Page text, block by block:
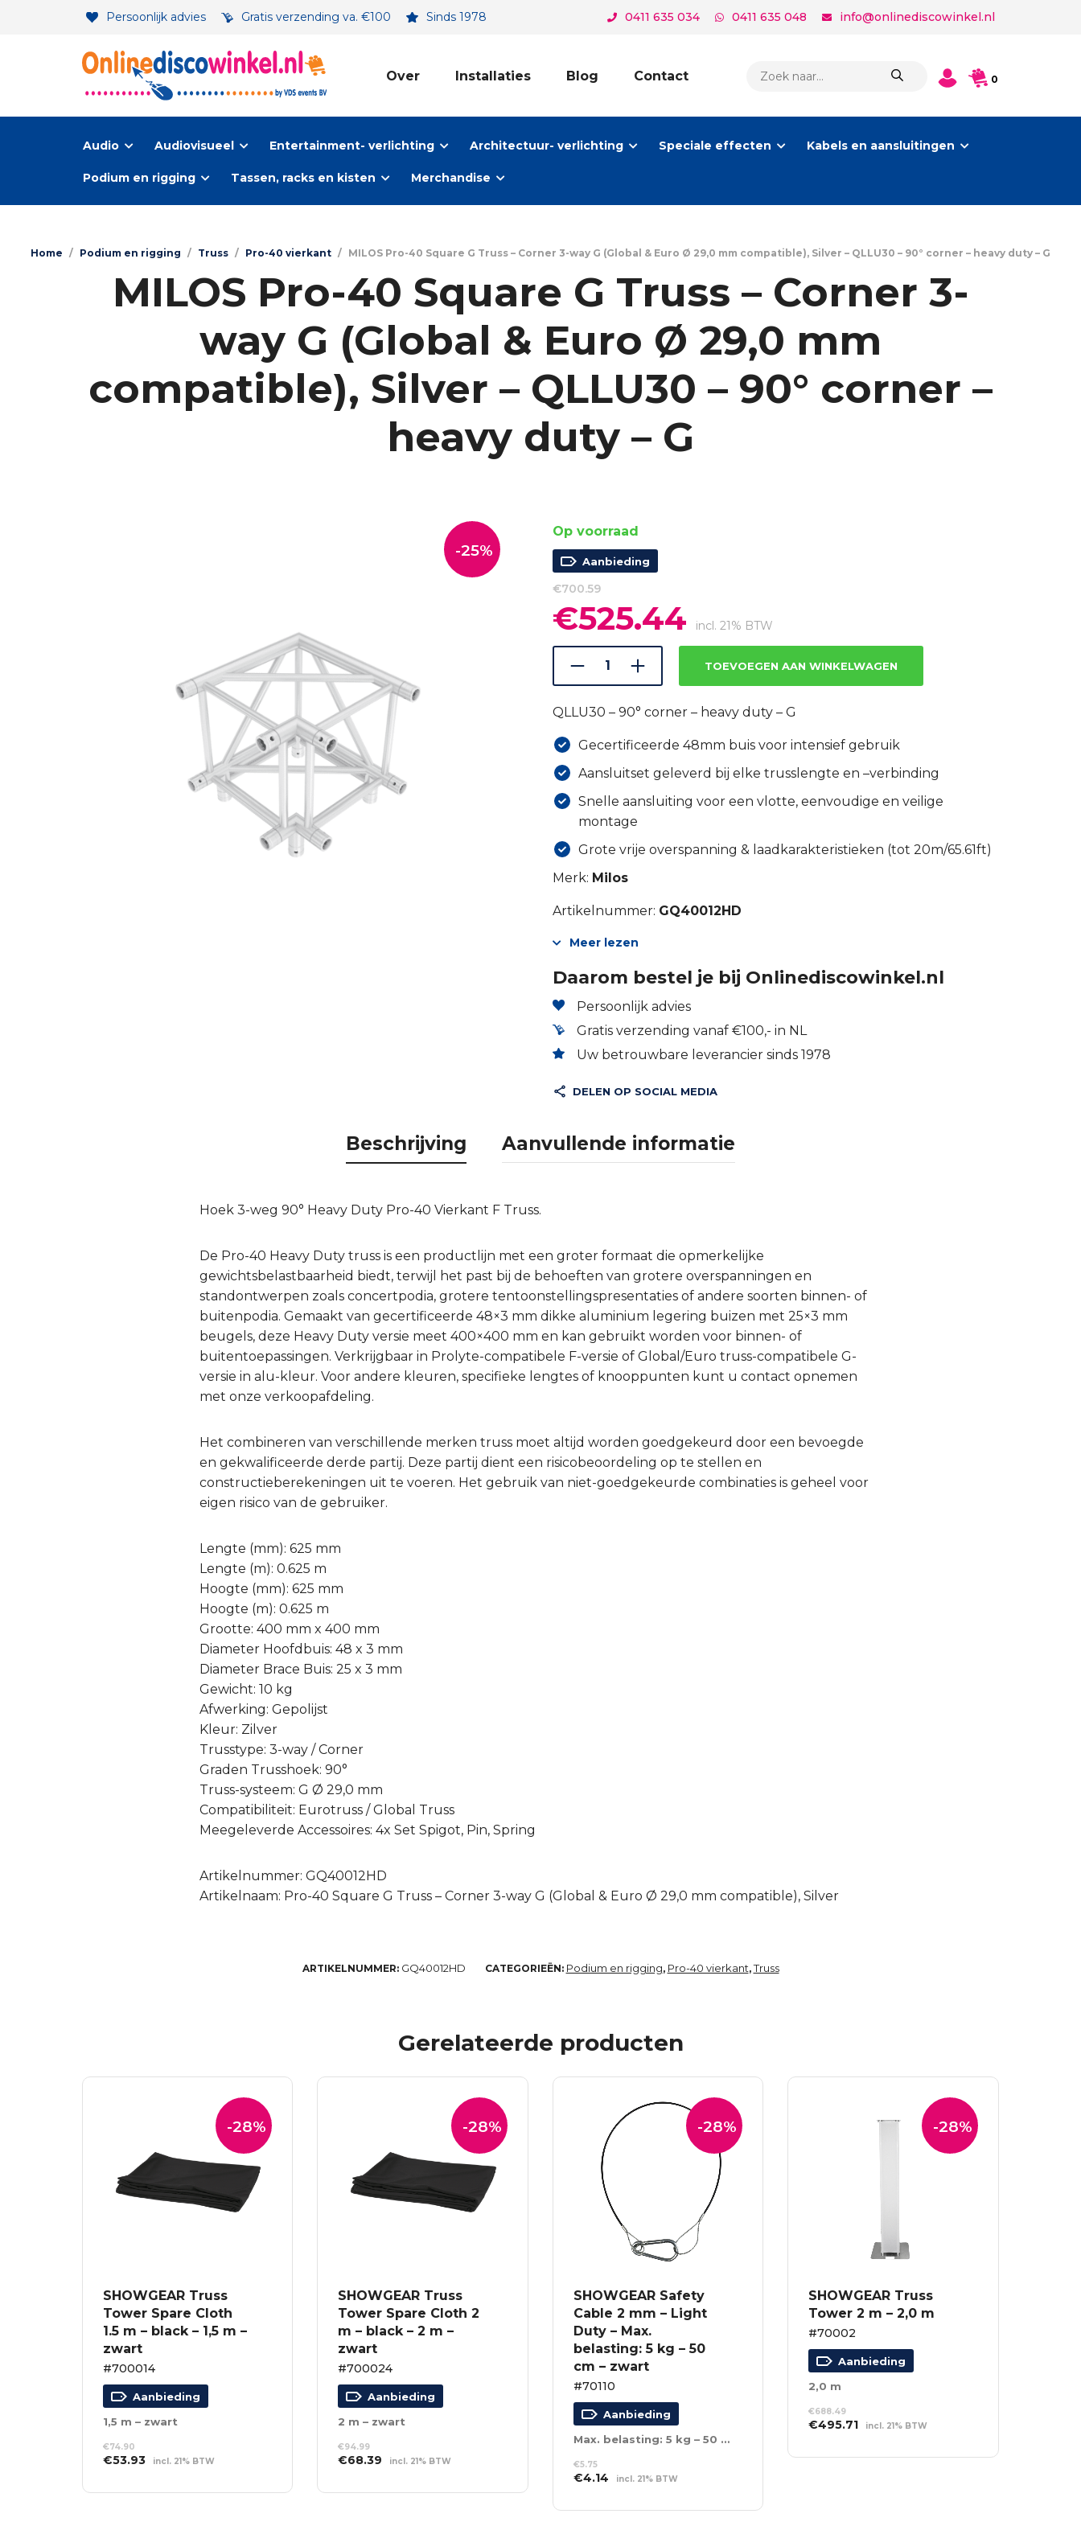
Persoonlijk advies Gratis verzending va. €100 Sinds 1978 0411 635 034 0411 635 048 info@onlinediscowinkel.nl
Over Installaties Blog Contact
ZOEKEN
0
Audio Audiovisueel Entertainment- verlichting Architectuur- verlichting Speciale effecten Kabels en aansluitingen
Podium en rigging Tassen, racks en kisten Merchandise
Home / Podium en rigging / Truss / Pro-40 vierkant / MILOS Pro-40 Square G Truss – Corner 3-way G (Global & Euro Ø 29,0 mm compatible), Silver – QLLU30 – 90° corner – heavy duty – G
MILOS Pro-40 Square G Truss – Corner 3-
way G (Global & Euro Ø 29,0 mm
compatible), Silver – QLLU30 – 90° corner –
heavy duty – G
-25%
Op voorraad
Aanbieding
€700.59
Oorspronkelijke
prijs
was:
€700.59.
€525.44 prijs
is:
€525.44.
incl. 21% BTW
TOEVOEGEN AAN WINKELWAGEN
QLLU30 – 90° corner – heavy duty – G
Gecertificeerde 48mm buis voor intensief gebruik
Aansluitset geleverd bij elke trusslengte en –verbinding
Snelle aansluiting voor een vlotte, eenvoudige en veilige
montage
Grote vrije overspanning & laadkarakteristieken (tot 20m/65.61ft)
Merk: Milos
Artikelnummer: GQ40012HD
Meer lezen
Daarom bestel je bij Onlinediscowinkel.nl
Persoonlijk advies
Gratis verzending vanaf €100,- in NL
Uw betrouwbare leverancier sinds 1978
DELEN OP SOCIAL MEDIA
Beschrijving Aanvullende informatie
Hoek 3-weg 90° Heavy Duty Pro-40 Vierkant F Truss.
De Pro-40 Heavy Duty truss is een productlijn met een groter formaat die opmerkelijke
gewichtsbelastbaarheid biedt, terwijl het past bij de behoeften van grotere overspanningen en
standontwerpen zoals concertpodia, grotere tentoonstellingspresentaties of andere soorten binnen- of
buitenpodia. Gemaakt van gecertificeerde 48×3 mm dikke aluminium legering buizen met 25×3 mm
beugels, deze Heavy Duty versie meet 400×400 mm en kan gebruikt worden voor binnen- of
buitentoepassingen. Verkrijgbaar in Prolyte-compatibele F-versie of Global/Euro truss-compatibele G-
versie in alu-kleur. Voor andere kleuren, specifieke lengtes of knooppunten kunt u contact opnemen
met onze verkoopafdeling.
Het combineren van verschillende merken truss moet altijd worden goedgekeurd door een bevoegde
en gekwalificeerde derde partij. Deze partij dient een risicobeoordeling op te stellen en
constructieberekeningen uit te voeren. Het gebruik van niet-goedgekeurde combinaties is geheel voor
eigen risico van de gebruiker.
Lengte (mm): 625 mm
Lengte (m): 0.625 m
Hoogte (mm): 625 mm
Hoogte (m): 0.625 m
Grootte: 400 mm x 400 mm
Diameter Hoofdbuis: 48 x 3 mm
Diameter Brace Buis: 25 x 3 mm
Gewicht: 10 kg
Afwerking: Gepolijst
Kleur: Zilver
Trusstype: 3-way / Corner
Graden Trusshoek: 90°
Truss-systeem: G Ø 29,0 mm
Compatibiliteit: Eurotruss / Global Truss
Meegeleverde Accessoires: 4x Set Spigot, Pin, Spring
Artikelnummer: GQ40012HD
Artikelnaam: Pro-40 Square G Truss – Corner 3-way G (Global & Euro Ø 29,0 mm compatible), Silver
ARTIKELNUMMER: GQ40012HD CATEGORIEËN: Podium en rigging, Pro-40 vierkant,Truss
Gerelateerde producten
-28%
SHOWGEAR Truss
Tower Spare Cloth
1.5 m – black – 1,5 m –
zwart
#700014
Aanbieding
1,5 m – zwart
€74.90
Oorspronkelijke
was:
€53.93Huidige
is:
incl. 21% BTW
WINKELWAGEN
-28%
SHOWGEAR Truss
Tower Spare Cloth 2
m – black – 2 m –
zwart
#700024
Aanbieding
2 m – zwart
€94.99
Oorspronkelijke
was:
€68.39 Huidige
is:
incl. 21% BTW
WINKELWAGEN
-28%
SHOWGEAR Safety
Cable 2 mm – Light
Duty – Max.
belasting: 5 kg – 50
cm – zwart
#70110
Aanbieding
Max. belasting: 5 kg – 50 cm – zwart
€5.75
Oorspronkelijke
was:
€4.14Huidige
is:
incl. 21% BTW
WINKELWAGEN
-28%
SHOWGEAR Truss
Tower 2 m – 2,0 m
#70002
Aanbieding
2,0 m
€688.49
Oorspronkelijke
was:
€495.71Huidige
is:
incl. 21% BTW
WINKELWAGEN